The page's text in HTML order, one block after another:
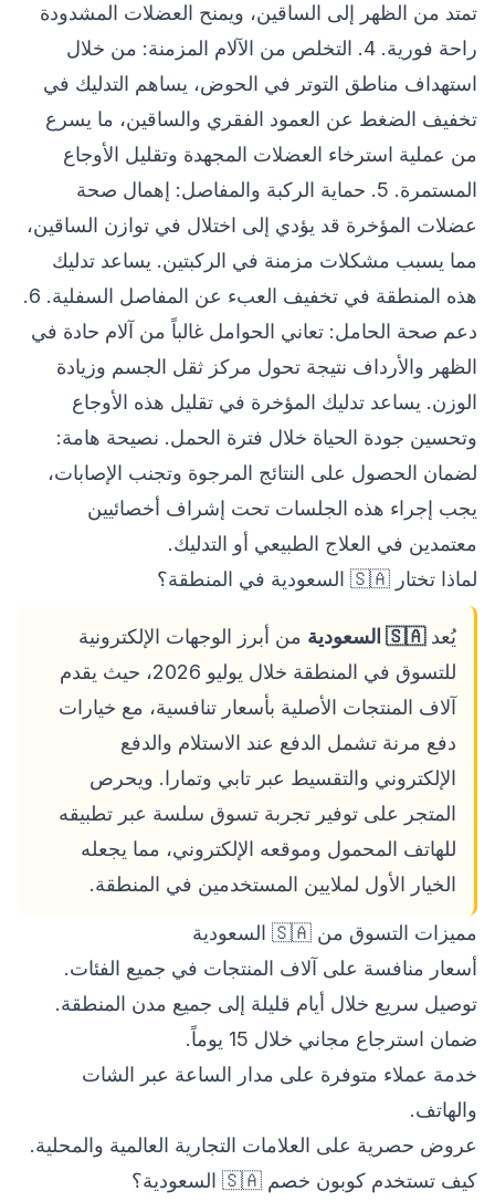
تمتد من الظهر إلى الساقين، ويمنح العضلات المشدودة
راحة فورية. 4. التخلص من الآلام المزمنة: من خلال
استهداف مناطق التوتر في الحوض، يساهم التدليك في
تخفيف الضغط عن العمود الفقري والساقين، ما يسرع
من عملية استرخاء العضلات المجهدة وتقليل الأوجاع
المستمرة. 5. حماية الركبة والمفاصل: إهمال صحة
عضلات المؤخرة قد يؤدي إلى اختلال في توازن الساقين،
مما يسبب مشكلات مزمنة في الركبتين. يساعد تدليك
هذه المنطقة في تخفيف العبء عن المفاصل السفلية. 6.
دعم صحة الحامل: تعاني الحوامل غالباً من آلام حادة في
الظهر والأرداف نتيجة تحول مركز ثقل الجسم وزيادة
الوزن. يساعد تدليك المؤخرة في تقليل هذه الأوجاع
وتحسين جودة الحياة خلال فترة الحمل. نصيحة هامة:
لضمان الحصول على النتائج المرجوة وتجنب الإصابات،
يجب إجراء هذه الجلسات تحت إشراف أخصائيين
معتمدين في العلاج الطبيعي أو التدليك.
لماذا تختار 🇸🇦 السعودية في المنطقة؟
يُعد🇸🇦 السعودية
من أبرز الوجهات الإلكترونية
للتسوق في المنطقة خلال يوليو 2026، حيث يقدم
آلاف المنتجات الأصلية بأسعار تنافسية، مع خيارات
دفع مرنة تشمل الدفع عند الاستلام والدفع
الإلكتروني والتقسيط عبر تابي وتمارا. ويحرص
المتجر على توفير تجربة تسوق سلسة عبر تطبيقه
للهاتف المحمول وموقعه الإلكتروني، مما يجعله
الخيار الأول لملايين المستخدمين في المنطقة.
مميزات التسوق من 🇸🇦 السعودية
أسعار منافسة على آلاف المنتجات في جميع الفئات.
توصيل سريع خلال أيام قليلة إلى جميع مدن المنطقة.
ضمان استرجاع مجاني خلال 15 يوماً.
خدمة عملاء متوفرة على مدار الساعة عبر الشات
والهاتف.
عروض حصرية على العلامات التجارية العالمية والمحلية.
كيف تستخدم كوبون خصم 🇸🇦 السعودية؟